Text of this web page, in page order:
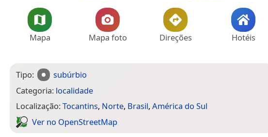
Mapa Mapa foto Direções Hotéis
Tipo:
subúrbio
Categoria: localidade
Localização:Tocantins, Norte, Brasil, América do Sul
Ver no Open­Street­Map